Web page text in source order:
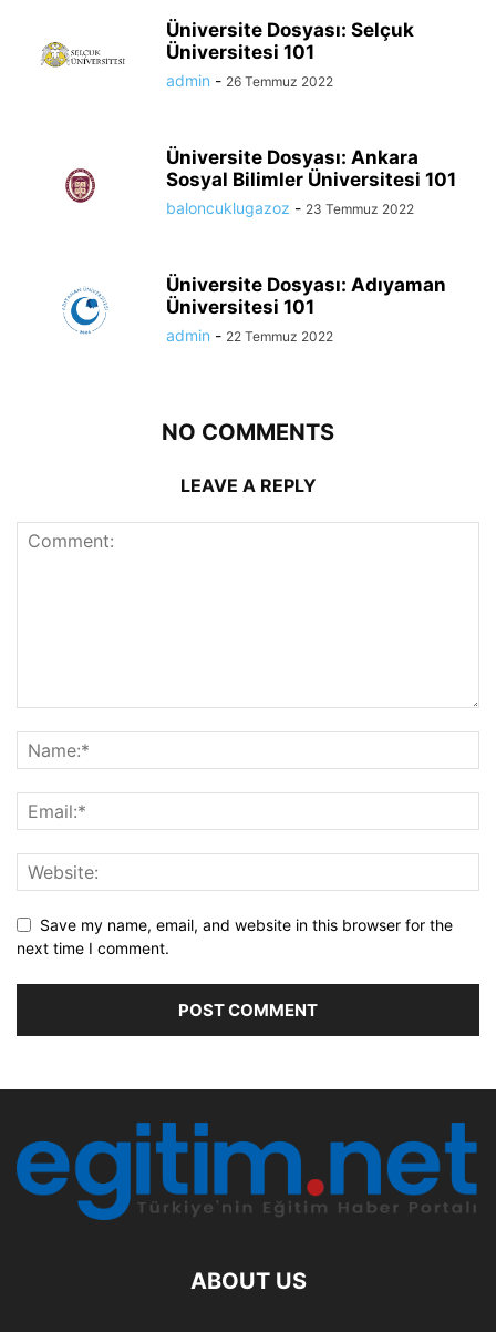
Üniversite Dosyası: Selçuk
Üniversitesi 101
admin - 26 Temmuz 2022
Üniversite Dosyası: Ankara
Sosyal Bilimler Üniversitesi 101
baloncuklugazoz - 23 Temmuz 2022
Üniversite Dosyası: Adıyaman
Üniversitesi 101
admin - 22 Temmuz 2022
NO COMMENTS
LEAVE A REPLY
Save my name, email, and website in this browser for the
next time I comment.
ABOUT US